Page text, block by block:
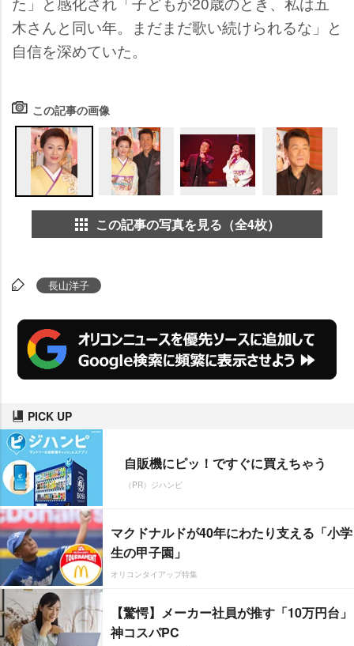
木さんと同い年。まだまだ歌い続けられるな」と
自信を深めていた。
この記事の画像
この記事の写真を見る（全4枚）
長山洋子
PICK UP
自販機にピッ！ですぐに買えちゃう
（PR）ジハンピ
マクドナルドが40年にわたり支える「小学
生の甲子園」
オリコンタイアップ特集
【驚愕】メーカー社員が推す「10万円台」
神コスパPC